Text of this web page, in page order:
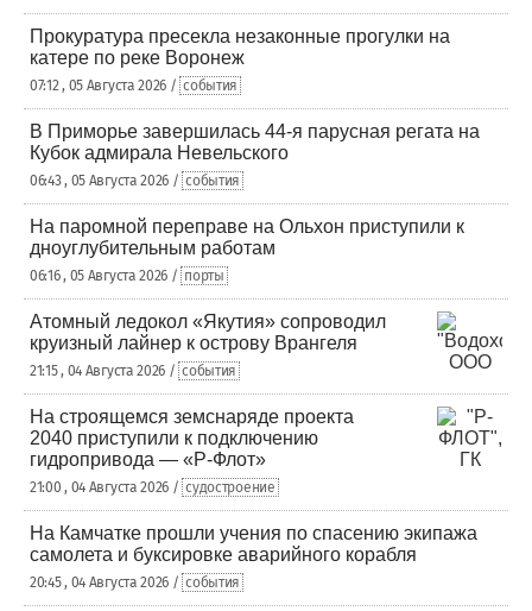
Прокуратура пресекла незаконные прогулки на
катере по реке Воронеж
07:12 , 05 Августа 2026 / события
В Приморье завершилась 44-я парусная регата на
Кубок адмирала Невельского
06:43 , 05 Августа 2026 / события
На паромной переправе на Ольхон приступили к
дноуглубительным работам
06:16 , 05 Августа 2026 / порты
Атомный ледокол «Якутия» сопроводил
круизный лайнер к острову Врангеля
21:15 , 04 Августа 2026 / события
На строящемся земснаряде проекта
2040 приступили к подключению
гидропривода — «Р-Флот»
21:00 , 04 Августа 2026 / судостроение
На Камчатке прошли учения по спасению экипажа
самолета и буксировке аварийного корабля
20:45 , 04 Августа 2026 / события